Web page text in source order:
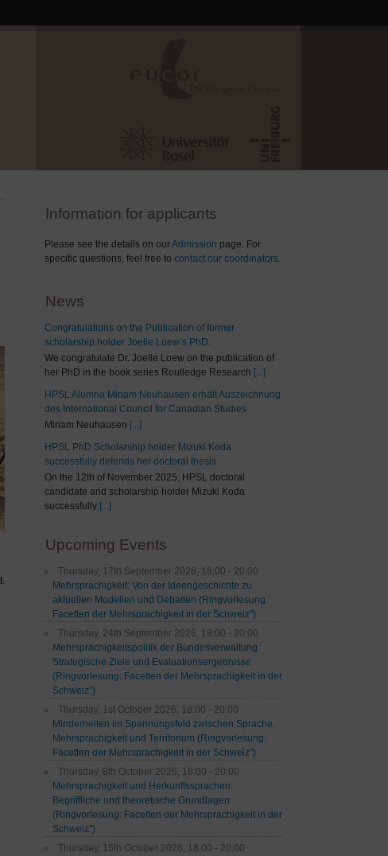
.
Information for applicants
Please see the details on ourAdmission page. For
specific questions, feel free to contact our coordinators.
News
Congratulations on the Publication of former
scholarship holder Joelle Loew’s PhD.
We congratulate Dr. Joelle Loew on the publication of
her PhD in the book series Routledge Research [...]
HPSL Alumna Miriam Neuhausen erhält Auszeichnung
des International Council for Canadian Studies
Miriam Neuhausen [...]
HPSL PhD Scholarship holder Mizuki Koda
successfully defends her doctoral thesis
On the 12th of November 2025, HPSL doctoral
candidate and scholarship holder Mizuki Koda
successfully [...]
Upcoming Events
Thursday, 17th September 2026, 18:00 - 20:00
Mehrsprachigkeit: Von der Ideengeschichte zu
aktuellen Modellen und Debatten (Ringvorlesung:
Facetten der Mehrsprachigkeit in der Schweiz")
Thursday, 24th September 2026, 18:00 - 20:00
Mehrsprachigkeitspolitik der Bundesverwaltung:
Strategische Ziele und Evaluationsergebnisse
(Ringvorlesung: Facetten der Mehrsprachigkeit in der
Schweiz”)
Thursday, 1st October 2026, 18:00 - 20:00
Minderheiten im Spannungsfeld zwischen Sprache,
Mehrsprachigkeit und Territorium (Ringvorlesung:
Facetten der Mehrsprachigkeit in der Schweiz")
Thursday, 8th October 2026, 18:00 - 20:00
Mehrsprachigkeit und Herkunftssprachen:
Begriffliche und theoretische Grundlagen
(Ringvorlesung: Facetten der Mehrsprachigkeit in der
Schweiz")
Thursday, 15th October 2026, 18:00 - 20:00